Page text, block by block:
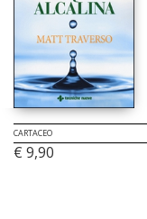
CARTACEO
€ 9,90